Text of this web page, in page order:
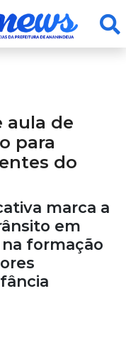
aula de
para
do
marca a
em
formação